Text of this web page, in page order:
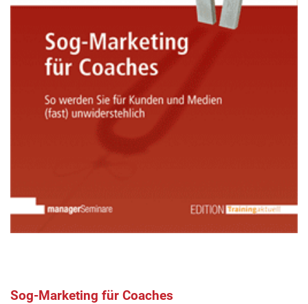
Sog-Marketing für Coaches